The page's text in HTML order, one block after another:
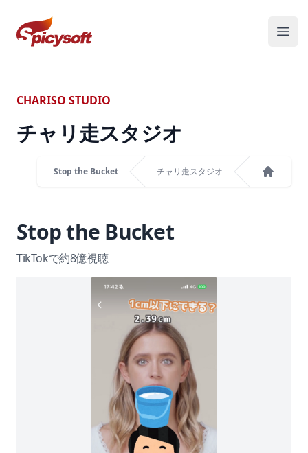
スパイシーソフト株式会社
メニ
CHARISO STUDIO
チャリ走スタジオ
Stop the Bucket チャリ走スタジオ
Stop the Bucket
TikTokで約8億視聴